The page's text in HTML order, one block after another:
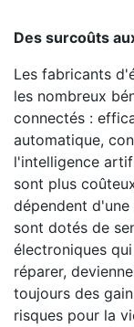
Des surcoûts
Les fabricants
les nombreux
connectés :
automatique,
l'intelligence
sont plus
dépendent
sont dotés de
électroniques
réparer,
toujours des
risques pour la